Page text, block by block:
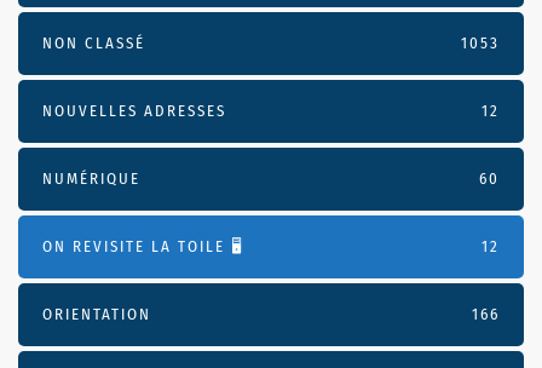
NON CLASSÉ 1053
NOUVELLES ADRESSES 12
NUMÉRIQUE 60
ON REVISITE LA TOILE 🖥️ 12
ORIENTATION 166